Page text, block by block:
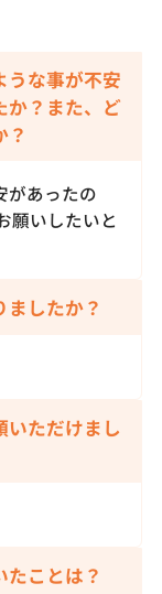
うな事が不安
か？また、ど
？
があったの
願いしたいと
したか？
いただけまし
ことは？